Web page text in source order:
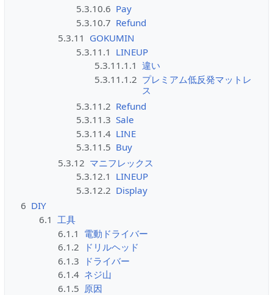
5.3.10.6 Pay
5.3.10.7 Refund
5.3.11 GOKUMIN
5.3.11.1 LINEUP
5.3.11.1.1 違い
5.3.11.1.2 プレミアム低反発マットレ
ス
5.3.11.2 Refund
5.3.11.3 Sale
5.3.11.4 LINE
5.3.11.5 Buy
5.3.12 マニフレックス
5.3.12.1 LINEUP
5.3.12.2 Display
6 DIY
6.1 工具
6.1.1 電動ドライバー
6.1.2
ドリルヘッド
6.1.3
ドライバー
6.1.4 ネジ山
6.1.5 原因